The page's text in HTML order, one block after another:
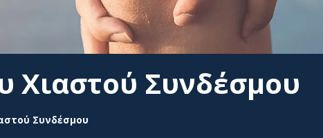
Χιαστού Συνδέσμου
Συνδέσμου